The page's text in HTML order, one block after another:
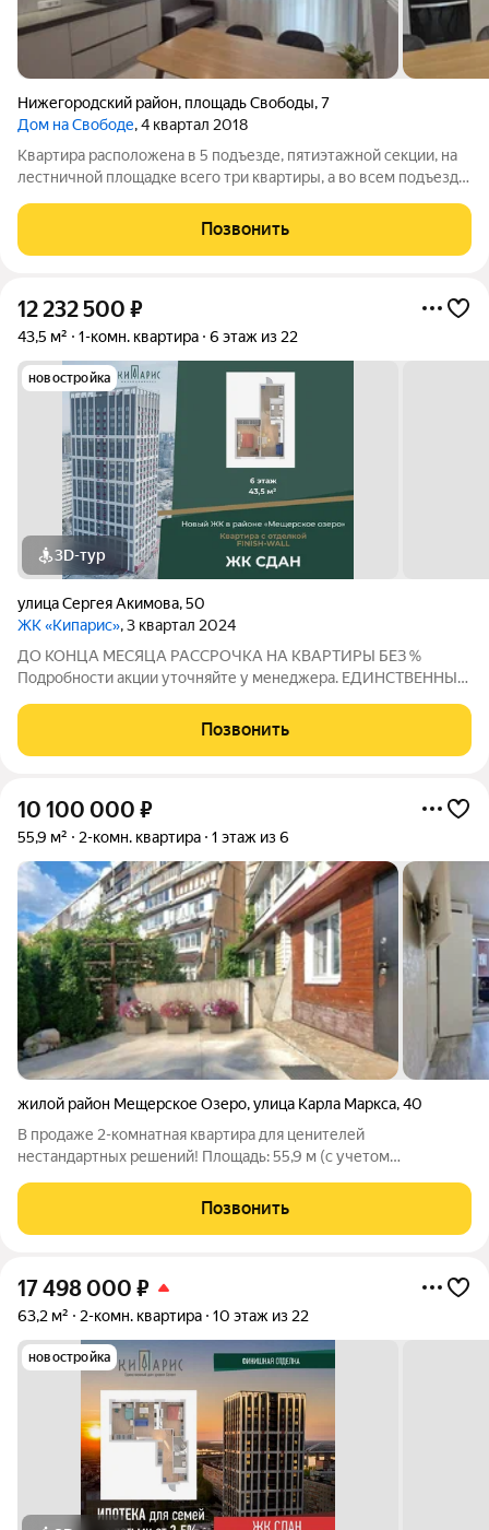
Нижегородский район, площадь Свободы,7
Дом на Свободе, 4 квартал 2018
Квартира расположена в 5 подъезде, пятиэтажной секции, на
лестничной площадке всего три квартиры, а во всем подъезде
квартире выполнен дизайнерский ремонт, использованы
дорогие импортные
Позвонить
12 232 500 ₽
43,5 м² 1-комн. квартира 6 этаж из 22
новостройка
3D-тур
улица Сергея Акимова,50
ЖК «Кипарис», 3 квартал 2024
ДО КОНЦА МЕСЯЦА РАССРОЧКА НА КВАРТИРЫ БЕЗ %
Подробности акции уточняйте у менеджера. ЕДИНСТВЕННЫЙ
единственный на Мещере дом уровня Селект. Это осознанный
выбор качества жизни: продуманные строительные
Позвонить
10 100 000 ₽
55,9 м² 2-комн. квартира 1 этаж из 6
жилой район Мещерское Озеро,улица Карла Маркса,40
В продаже 2-комнатная квартира для ценителей
нестандартных решений! Площадь: 55,9 м (с учетом
Отдельная детская комната, где можно выделить игровую и
Позвонить
17 498 000 ₽
63,2 м² 2-комн. квартира 10 этаж из 22
новостройка